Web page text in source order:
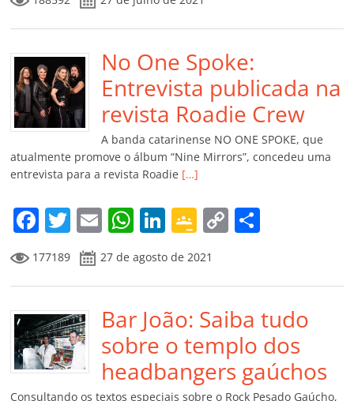
c
e
b
o
o
k
itt
er
ai
l
at
s
A
p
p
k
e
dI
n
o
gl
e
Cl
a
ss
ro
o
m
y
Li
n
k
p
til
h
ar
No One Spoke:
Entrevista publicada na
revista Roadie Crew
A banda catarinense NO ONE SPOKE, que
atualmente promove o álbum “Nine Mirrors”, concedeu uma
entrevista para a revista Roadie […]
F
a
c
e
b
o
o
T
w
itt
er
E
m
ai
l
W
at
s
A
p
p
Li
n
k
e
dI
n
G
o
o
gl
e
Cl
a
C
y
Li
n
k
p
ar
til
h
177189 27 de agosto de 2021
Bar João: Saiba tudo
sobre o templo dos
headbangers gaúchos
Consultando os textos especiais sobre o Rock Pesado Gaúcho,